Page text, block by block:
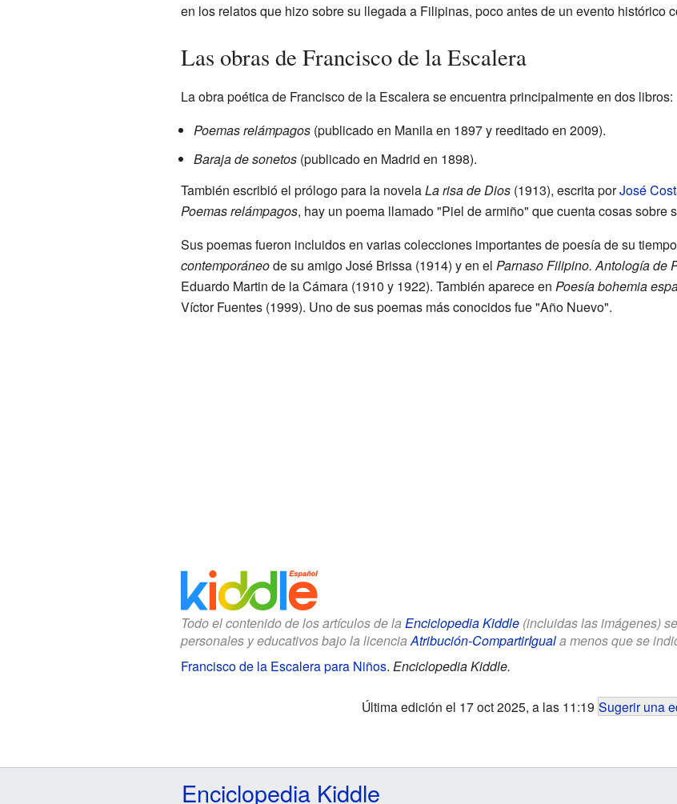
en los relatos que hizo sobre su llegada a Filipinas, poco antes de un evento histórico
Las obras de Francisco de la Escalera
La obra poética de Francisco de la Escalera se encuentra principalmente en dos libros:
Poemas relámpagos(publicado en Manila en 1897 y reeditado en 2009).
Baraja de sonetos(publicado en Madrid en 1898).
También escribió el prólogo para la novelaLa risa de Dios(1913), escrita porJosé
Poemas relámpagos, hay un poema llamado "Piel de armiño" que cuenta cosas sobre
Sus poemas fueron incluidos en varias colecciones importantes de poesía de su
contemporáneode su amigo José Brissa (1914) y en el Parnaso Filipino. Antología de
Eduardo Martin de la Cámara (1910 y 1922). También aparece en Poesía bohemia
Víctor Fuentes (1999). Uno de sus poemas más conocidos fue "Año Nuevo".
Todo el contenido de los artículos de la Enciclopedia Kiddle(incluidas las imágenes)
personales y educativos bajo la licenciaAtribución-CompartirIguala menos que se
Francisco de la Escalera para Niños. Enciclopedia Kiddle.
Última edición el 17 oct 2025, a las 11:19 Sugerir una
Enciclopedia Kiddle